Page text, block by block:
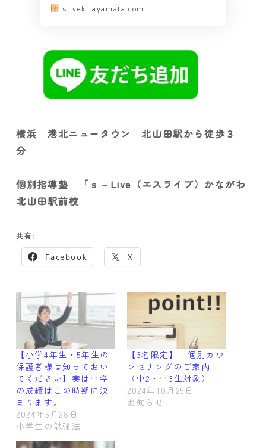
slivekitayamata.com
横浜 港北ニュータウン 北山田駅から徒歩３
分
個別指導塾 「ｓ－Live（エスライブ）かながわ
北山田駅前校
共有:
Facebook X
【小学4年生・5年生の
保護者様は知っておい
てください】実は中学
の成績はこの時期に決
まります。
2024年5月28日
小学生の勉強法
【3名限定】 個別カウ
ンセリングのご案内
（中2・中3生対象）
2024年10月25日
お知らせ